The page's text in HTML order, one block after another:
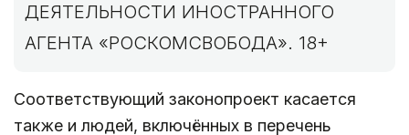
ДЕЯТЕЛЬНОСТИ ИНОСТРАННОГО
АГЕНТА «РОСКОМСВОБОДА». 18+
Соответствующий законопроект касается
также и людей, включённых в перечень